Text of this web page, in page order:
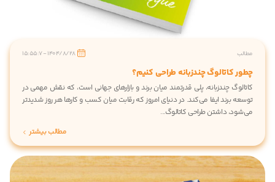
مطالب 1404/8/28 - 15:55:7
چطور کاتالوگ چندزبانه طراحی کنیم؟
کاتالوگ چندزبانه، پلی قدرتمند میان برند و بازارهای جهانی است، که نقش مهمی در
توسعه برند ایفا می‌کند. در دنیای امروز که رقابت میان کسب ‌و کارها هر روز شدیدتر
می‌شود، داشتن طراحی کاتالوگ...
مطالب بیشتر